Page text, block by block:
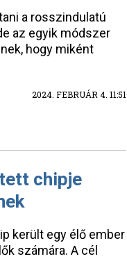
a rosszindulatú
az egyik módszer
hogy miként
2024. FEBRUÁR 4. 11:51
chipje
került egy élő ember
számára. A cél